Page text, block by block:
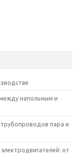
напольным и
пара и
от